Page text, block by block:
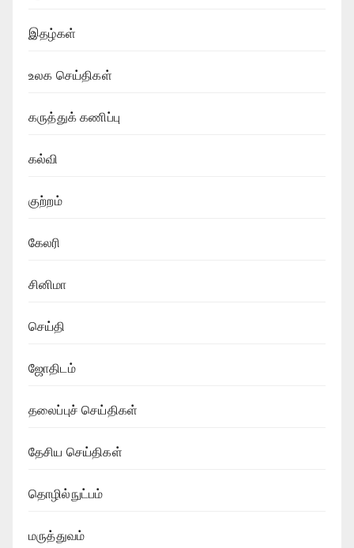
இதழ்கள்
உலக செய்திகள்
கருத்துக் கணிப்பு
கல்வி
குற்றம்
கேலரி
சினிமா
செய்தி
ஜோதிடம்
தலைப்புச் செய்திகள்
தேசிய செய்திகள்
தொழில்நுட்பம்
மருத்துவம்